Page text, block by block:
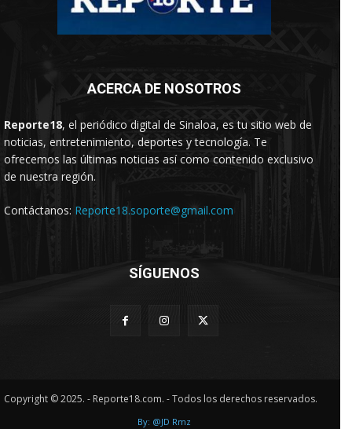
ACERCA DE NOSOTROS
Reporte18, el periódico digital de Sinaloa, es tu sitio web de
noticias, entretenimiento, deportes y tecnología. Te
ofrecemos las últimas noticias así como contenido exclusivo
de nuestra región.
Contáctanos: Reporte18.soporte@gmail.com
SÍGUENOS
Copyright © 2025. - Reporte18.com. - Todos los derechos reservados.
By: @JD Rmz